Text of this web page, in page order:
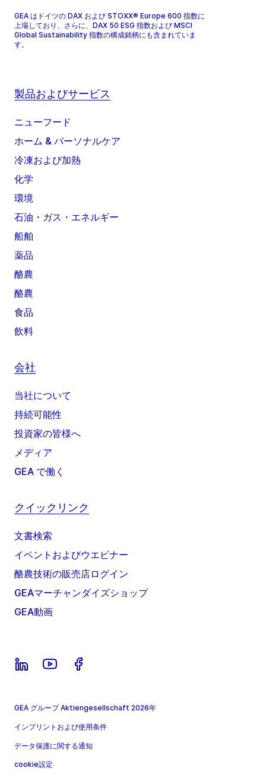
GEA はドイツの DAX および STOXX® Europe 600 指数に
上場しており、さらに、DAX 50 ESG 指数および MSCI
Global Sustainability 指数の構成銘柄にも含まれていま
す。
製品およびサービス
ニューフード
ホーム & パーソナルケア
冷凍および加熱
化学
環境
石油・ガス・エネルギー
船舶
薬品
酪農
酪農
食品
飲料
会社
当社について
持続可能性
投資家の皆様へ
メディア
GEA で働く
クイックリンク
文書検索
イベントおよびウエビナー
酪農技術の販売店ログイン
GEAマーチャンダイズショップ
GEA動画
GEA グループ Aktiengesellschaft 2026年
インプリントおよび使用条件
データ保護に関する通知
cookie設定